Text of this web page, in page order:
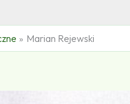
Marian Rejewski